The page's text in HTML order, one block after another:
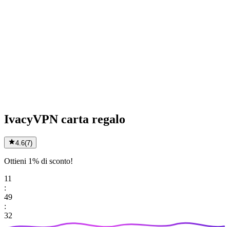
IvacyVPN carta regalo
4.6(7)
Ottieni 1% di sconto!
11
:
49
:
32